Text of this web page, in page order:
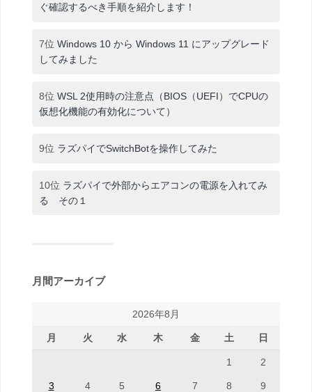
ぐ確認するべき手順を紹介します！
7位 Windows 10 から Windows 11 にアップグレード
してみました
8位 WSL 2使用時の注意点（BIOS（UEFI）でCPUの
仮想化機能の有効化について）
9位 ラズパイでSwitchBotを操作してみた
10位 ラズパイで外部からエアコンの電源を入れてみ
る その１
月間アーカイブ
2026年8月
月 火 水 木 金 土 日
1 2
3 4 5 6 7 8 9